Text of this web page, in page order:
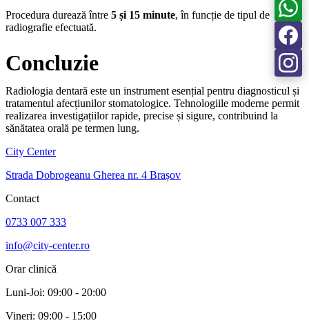
Procedura durează între 5 și 15 minute, în funcție de tipul de
radiografie efectuată.
Concluzie
Radiologia dentară este un instrument esențial pentru diagnosticul și
tratamentul afecțiunilor stomatologice. Tehnologiile moderne permit
realizarea investigațiilor rapide, precise și sigure, contribuind la
sănătatea orală pe termen lung.
City Center
Strada Dobrogeanu Gherea nr. 4 Brașov
Contact
0733 007 333
info@city-center.ro
Orar clinică
Luni-Joi: 09:00 - 20:00
Vineri: 09:00 - 15:00